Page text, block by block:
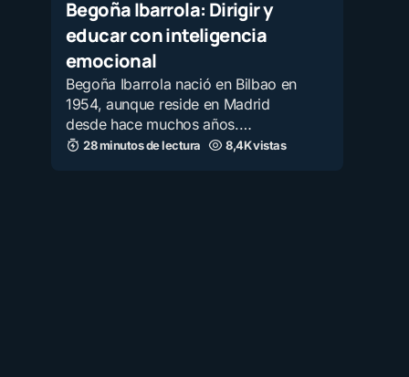
Begoña Ibarrola: Dirigir y
educar con inteligencia
emocional
Begoña Ibarrola nació en Bilbao en
1954, aunque reside en Madrid
desde hace muchos años.…
28 minutos de lectura 8,4K vistas